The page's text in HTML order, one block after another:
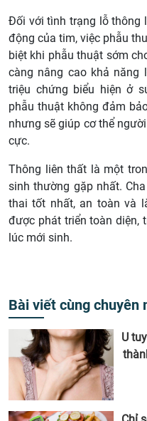
Đối với tình trạng lỗ thông
động của tim, việc phẫu
biệt khi phẫu thuật sớm
càng nâng cao khả năng
triệu chứng biểu hiện ở
phẫu thuật không đảm
nhưng sẽ giúp cơ thể
cực.
Thông liên thất là một
sinh thường gặp nhất.
thai tốt nhất, an toàn và
được phát triển toàn diện,
lúc mới sinh.
Bài viết cùng chuyên
U